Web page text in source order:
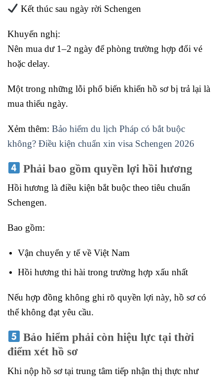
Kết thúc sau ngày rời Schengen
Khuyến nghị:
Nên mua dư 1–2 ngày để phòng trường hợp đổi vé
hoặc delay.
Một trong những lỗi phổ biến khiến hồ sơ bị trả lại là
mua thiếu ngày.
Xẻm thêm: Bảo hiểm du lịch Pháp có bắt buộc
không? Điều kiện chuẩn xin visa Schengen 2026
Phải bao gồm quyền lợi hồi hương
Hồi hương là điều kiện bắt buộc theo tiêu chuẩn
Schengen.
Bao gồm:
Vận chuyển y tế về Việt Nam
Hồi hương thi hài trong trường hợp xấu nhất
Nếu hợp đồng không ghi rõ quyền lợi này, hồ sơ có
thể không đạt yêu cầu.
Bảo hiểm phải còn hiệu lực tại thời
điểm xét hồ sơ
Khi nộp hồ sơ tại trung tâm tiếp nhận thị thực như